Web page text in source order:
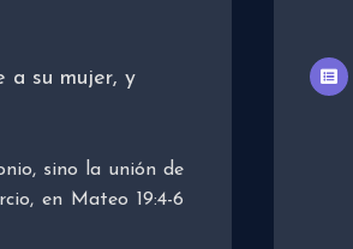
a su mujer, y
sino la unión de
en Mateo 19:4-6